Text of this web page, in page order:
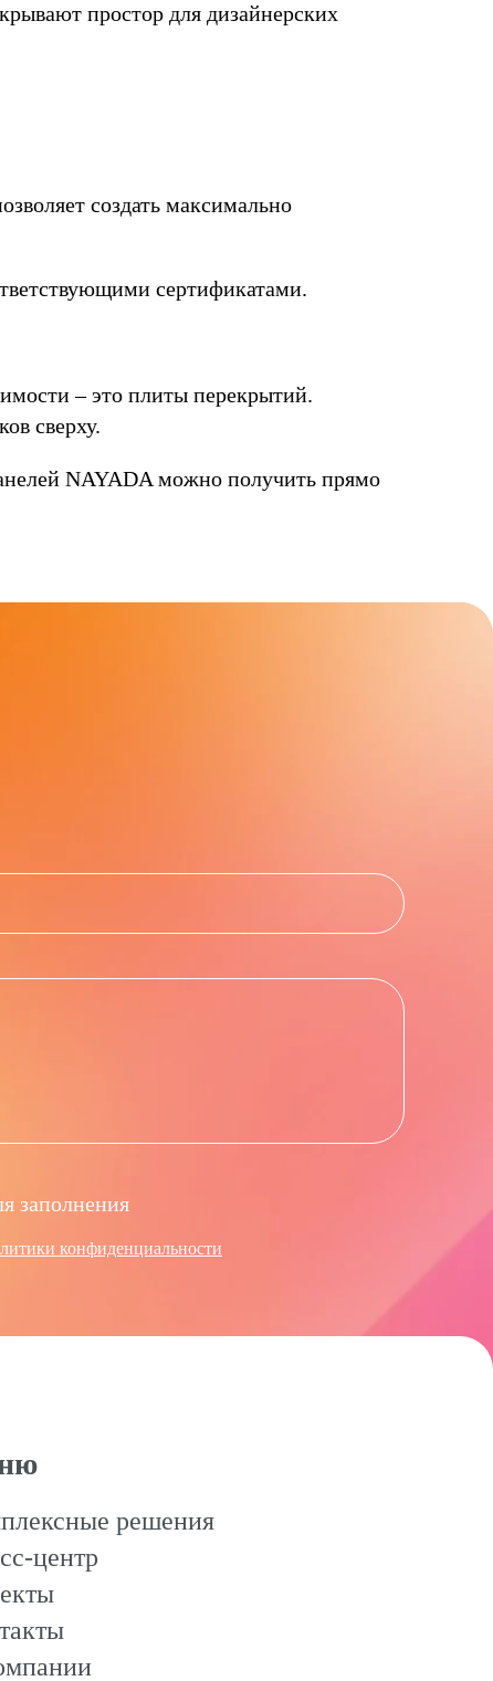
простор для дизайнерских
создать максимально
сертификатами.
– это плиты перекрытий.
сверху.
NAYADA можно получить прямо
заполнения
конфиденциальности
решения
центр